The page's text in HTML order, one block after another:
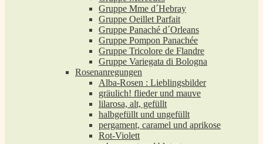
Gruppe Mme d´Hebray
Gruppe Oeillet Parfait
Gruppe Panaché d´Orleans
Gruppe Pompon Panachée
Gruppe Tricolore de Flandre
Gruppe Variegata di Bologna
Rosenanregungen
Alba-Rosen : Lieblingsbilder
gräulich! flieder und mauve
lilarosa, alt, gefüllt
halbgefüllt und ungefüllt
pergament, caramel und aprikose
Rot-Violett